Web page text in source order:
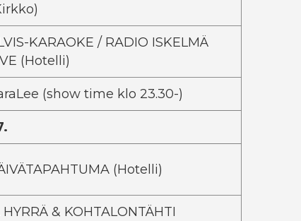
KARAOKE / RADIO ISKELMÄ
(Hotelli)
(show time klo 23.30-)
(Hotelli)
HYRRÄ & KOHTALONTÄHTI